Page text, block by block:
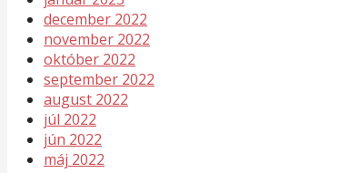
december 2022
november 2022
október 2022
september 2022
august 2022
júl 2022
jún 2022
máj 2022